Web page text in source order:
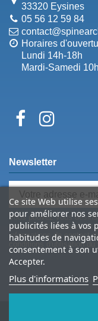
33320 Eysines
05 56 12 59 84
Horaires
Lundi 14h-18h
Mardi-Samedi
Ce site Web utilise
pour améliorer nos
publicités liées à vos
habitudes de
consentement à son
Accepter.
Plus d'informations
Newsletter
Vous pouvez vous
moment. Vous trouverez
informations de contact
conditions d'utilisation du